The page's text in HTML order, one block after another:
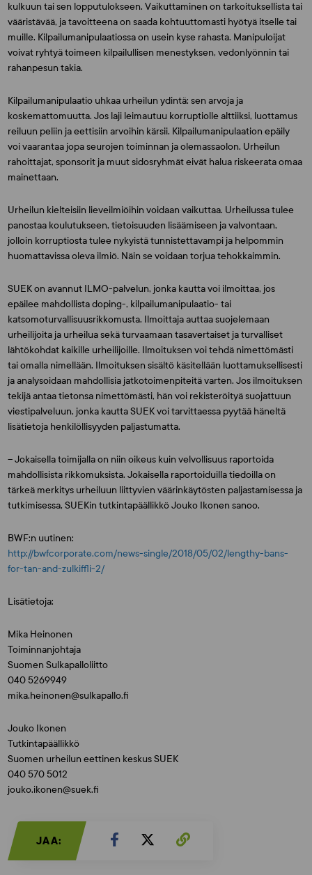
kulkuun tai sen lopputulokseen. Vaikuttaminen on tarkoituksellista tai
vääristävää, ja tavoitteena on saada kohtuuttomasti hyötyä itselle tai
muille. Kilpailumanipulaatiossa on usein kyse rahasta. Manipuloijat
voivat ryhtyä toimeen kilpailullisen menestyksen, vedonlyönnin tai
rahanpesun takia.
Kilpailumanipulaatio uhkaa urheilun ydintä: sen arvoja ja
koskemattomuutta. Jos laji leimautuu korruptiolle alttiiksi, luottamus
reiluun peliin ja eettisiin arvoihin kärsii. Kilpailumanipulaation epäily
voi vaarantaa jopa seurojen toiminnan ja olemassaolon. Urheilun
rahoittajat, sponsorit ja muut sidosryhmät eivät halua riskeerata omaa
mainettaan.
Urheilun kielteisiin lieveilmiöihin voidaan vaikuttaa. Urheilussa tulee
panostaa koulutukseen, tietoisuuden lisäämiseen ja valvontaan,
jolloin korruptiosta tulee nykyistä tunnistettavampi ja helpommin
huomattavissa oleva ilmiö. Näin se voidaan torjua tehokkaimmin.
SUEK on avannut ILMO-palvelun, jonka kautta voi ilmoittaa, jos
epäilee mahdollista doping-, kilpailumanipulaatio- tai
katsomoturvallisuusrikkomusta. Ilmoittaja auttaa suojelemaan
urheilijoita ja urheilua sekä turvaamaan tasavertaiset ja turvalliset
lähtökohdat kaikille urheilijoille. Ilmoituksen voi tehdä nimettömästi
tai omalla nimellään. Ilmoituksen sisältö käsitellään luottamuksellisesti
ja analysoidaan mahdollisia jatkotoimenpiteitä varten. Jos ilmoituksen
tekijä antaa tietonsa nimettömästi, hän voi rekisteröityä suojattuun
viestipalveluun, jonka kautta SUEK voi tarvittaessa pyytää häneltä
lisätietoja henkilöllisyyden paljastumatta.
– Jokaisella toimijalla on niin oikeus kuin velvollisuus raportoida
mahdollisista rikkomuksista. Jokaisella raportoiduilla tiedoilla on
tärkeä merkitys urheiluun liittyvien väärinkäytösten paljastamisessa ja
tutkimisessa, SUEKin tutkintapäällikkö Jouko Ikonen sanoo.
BWF:n uutinen:
http://bwfcorporate.com/news-single/2018/05/02/lengthy-bans-
for-tan-and-zulkiffli-2/
Lisätietoja:
Mika Heinonen
Toiminnanjohtaja
Suomen Sulkapalloliitto
040 5269949
mika.heinonen@sulkapallo.fi
Jouko Ikonen
Tutkintapäällikkö
Suomen urheilun eettinen keskus SUEK
040 570 5012
jouko.ikonen@suek.fi
JAA: